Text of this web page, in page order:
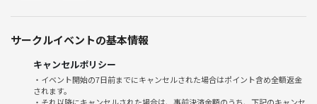
サークルイベントの基本情報
キャンセルポリシー
・イベント開始の7日前までにキャンセルされた場合はポイント含め全額返金
されます。